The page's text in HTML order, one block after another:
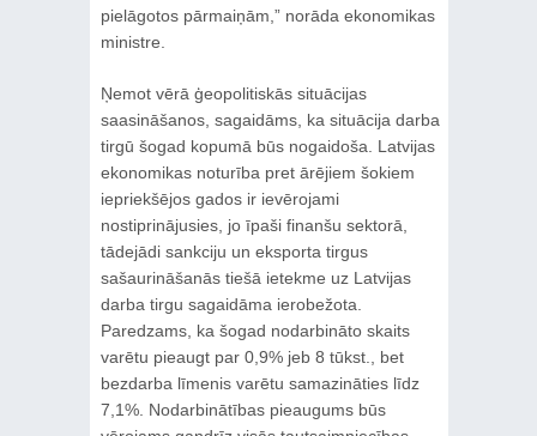
pielāgotos pārmaiņām,” norāda ekonomikas
ministre.
Ņemot vērā ģeopolitiskās situācijas
saasināšanos, sagaidāms, ka situācija darba
tirgū šogad kopumā būs nogaidoša. Latvijas
ekonomikas noturība pret ārējiem šokiem
iepriekšējos gados ir ievērojami
nostiprinājusies, jo īpaši finanšu sektorā,
tādejādi sankciju un eksporta tirgus
sašaurināšanās tiešā ietekme uz Latvijas
darba tirgu sagaidāma ierobežota.
Paredzams, ka šogad nodarbināto skaits
varētu pieaugt par 0,9% jeb 8 tūkst., bet
bezdarba līmenis varētu samazināties līdz
7,1%. Nodarbinātības pieaugums būs